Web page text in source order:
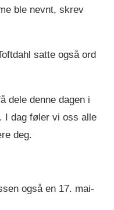
ble nevnt, skrev
satte også ord
dele denne dagen i
dag føler vi oss alle
deg.
også en 17. mai-